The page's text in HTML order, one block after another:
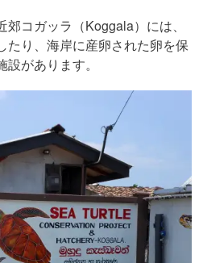
コガッラ（Koggala）には、
たり、海岸に産卵された卵を保
があります。